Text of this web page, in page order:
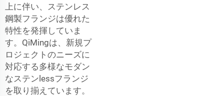
上に伴い、ステンレス
鋼製フランジは優れた
特性を発揮していま
す。QiMingは、新規プ
ロジェクトのニーズに
対応する多様なモダン
なステンlessフランジ
を取り揃えています。